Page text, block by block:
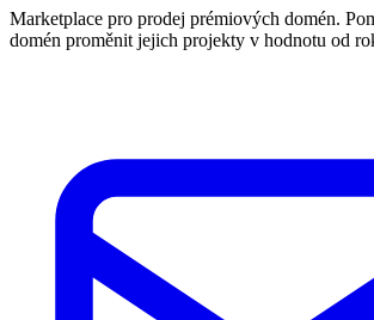
Marketplace pro prodej prémiových domén.
domén proměnit jejich projekty v hodnotu od